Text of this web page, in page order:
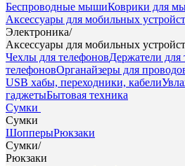
Беспроводные мышиКоврики для
Аксессуары для мобильных
Электроника/
Аксессуары для мобильных
Чехлы для телефоновДержатели для
телефоновОрганайзеры для
USB хабы, переходники, кабели
гаджетыБытовая техника
Сумки
Сумки
ШопперыРюкзаки
Сумки/
Рюкзаки